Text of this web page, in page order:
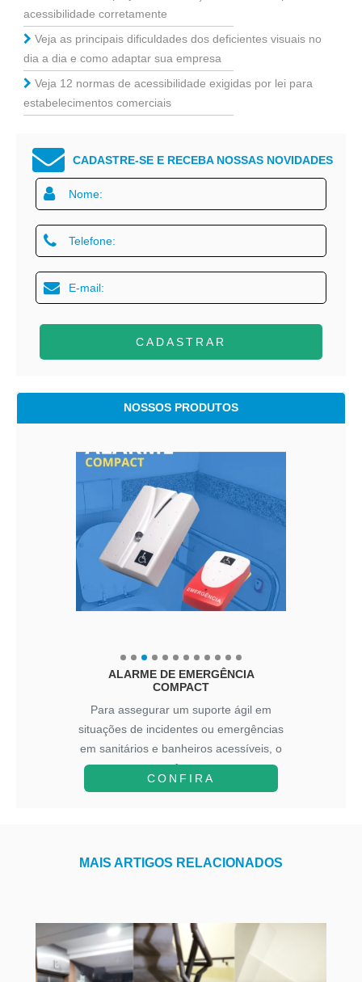
acessibilidade corretamente
Veja as principais dificuldades dos deficientes visuais no
dia a dia e como adaptar sua empresa
Veja 12 normas de acessibilidade exigidas por lei para
estabelecimentos comerciais
CADASTRE-SE E RECEBA NOSSAS NOVIDADES
CADASTRAR
NOSSOS PRODUTOS
ALARME DE EMERGÊNCIA
COMPACT
Para assegurar um suporte ágil em
situações de incidentes ou emergências
em sanitários e banheiros acessíveis, o
A...
CONFIRA
MAIS ARTIGOS RELACIONADOS